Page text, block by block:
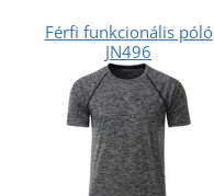
Férfi funkcionális póló
JN496